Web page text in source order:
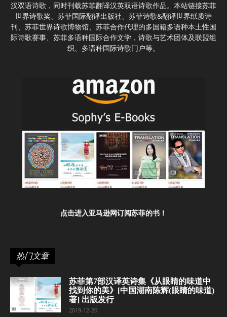
汉双语诗歌，同时刊载苏菲翻译汉英双语诗歌作品。本站链接苏菲
世界诗歌奖、苏菲国际翻译出版社、苏菲诗歌&翻译世界纸质诗
刊、苏菲世界诗歌博物馆、苏菲合作代理的多国籍多语种本土性国
际诗歌赛事、苏菲多语种国际合作文学，诗歌与艺术团体及联盟组
织、多语种国际诗歌门户等。
点击进入亚马逊网订阅苏菲的书！
热门文章
苏菲第7部汉译英诗集《从眼睛的味道中
找到你的美》[中国湖南陈辉(眼睛的味道)
著] 出版发行
2019-12-20